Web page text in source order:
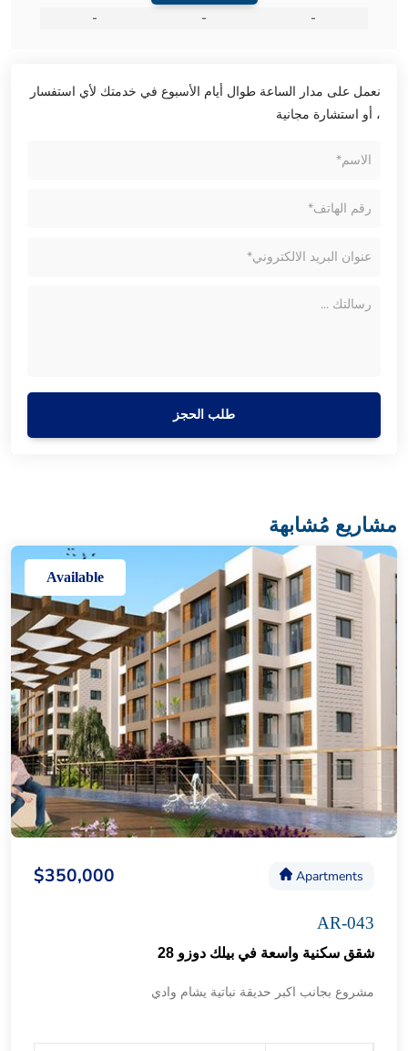
-
-
-
نعمل على مدار الساعة طوال أيام الأسبوع في خدمتك لأي استفسار
، أو استشارة مجانية
طلب الحجز
مشاريع مُشابهة
Available
Apartments
$350,000
AR-043
شقق سكنية واسعة في بيلك دوزو 28
مشروع بجانب اكبر حديقة نباتية يشام وادي